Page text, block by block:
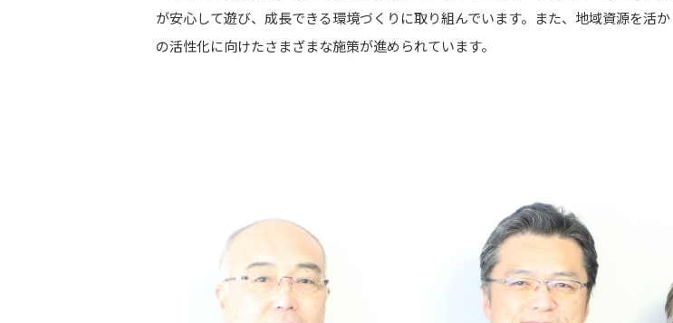
が安心して遊び、成長できる環境づくりに取り組んでいます。また、地域資源を活
の活性化に向けたさまざまな施策が進められています。